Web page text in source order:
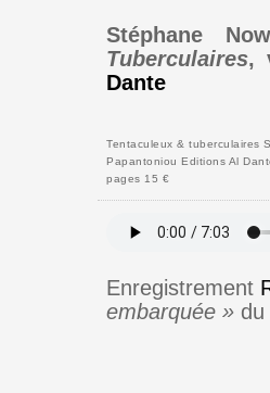
Stéphane
Tuberculaires,
Dante
Tentaculeux & tuberculaires
Papantoniou Editions Al
pages 15 €
Enregistrement
embarquée » du